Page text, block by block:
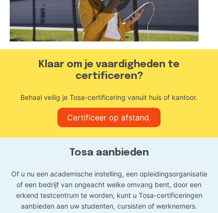
Klaar om je vaardigheden te
certificeren?
Behaal veilig je Tosa-certificering vanuit huis of kantoor.
Certificeer op afstand.
Tosa aanbieden
Of u nu een academische instelling, een opleidingsorganisatie
of een bedrijf van ongeacht welke omvang bent, door een
erkend testcentrum te worden, kunt u Tosa-certificeringen
aanbieden aan uw studenten, cursisten of werknemers.